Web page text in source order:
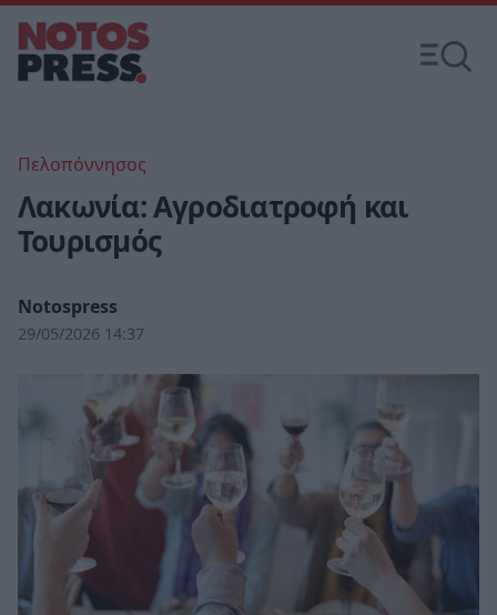
Πελοπόννησος
Λακωνία: Αγροδιατροφή και
Τουρισμός
Notospress
29/05/2026 14:37